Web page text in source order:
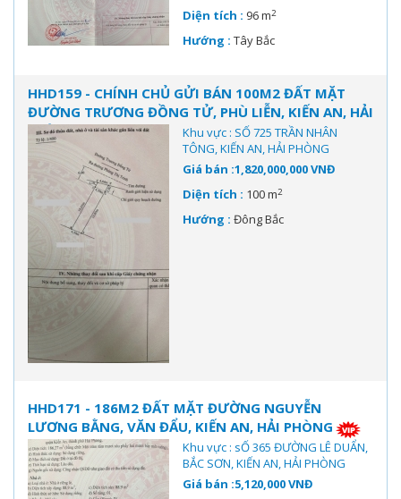
Diện tích : 96 m2
Hướng : Tây Bắc
HHD159 - CHÍNH CHỦ GỬI BÁN 100M2 ĐẤT MẶT
ĐƯỜNG TRƯƠNG ĐỒNG TỬ, PHÙ LIỄN, KIẾN AN, HẢI
PHÒNG
Khu vực : SỐ 725 TRẦN NHÂN
TÔNG, KIẾN AN, HẢI PHÒNG
Giá bán :1,820,000,000 VNĐ
Diện tích : 100 m2
Hướng : Đông Bắc
HHD171 - 186M2 ĐẤT MẶT ĐƯỜNG NGUYỄN
LƯƠNG BẰNG, VĂN ĐẨU, KIẾN AN, HẢI PHÒNG
Khu vực : sỐ 365 ĐƯỜNG LÊ DUẨN,
BẮC SƠN, KIẾN AN, HẢI PHÒNG
Giá bán :5,120,000 VNĐ